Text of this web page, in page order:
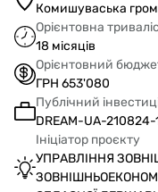
Комишуваська
Орієнтовна
18 місяців
Орієнтовний
ГРН 653'080
Публічний
DREAM-UA-210824-
Ініціатор проєкту
УПРАВЛІННЯ